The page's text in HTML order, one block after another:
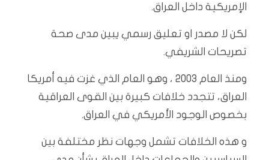
الإمريكية داخل العراق.
لكن لا مصدر او تعليق رسمي يبين مدى صحة
تصريحات الشريفي.
ومنذ العام ٢٠٠٣ ، وهو العام الذي غزت فيه أمريكا
العراق، تتجدد خلافات كبيرة بين القوى العراقية
بخصوص الوجود الأمريكي في العراق.
و هذه الخلافات تشمل وجهات نظر مختلفة بين